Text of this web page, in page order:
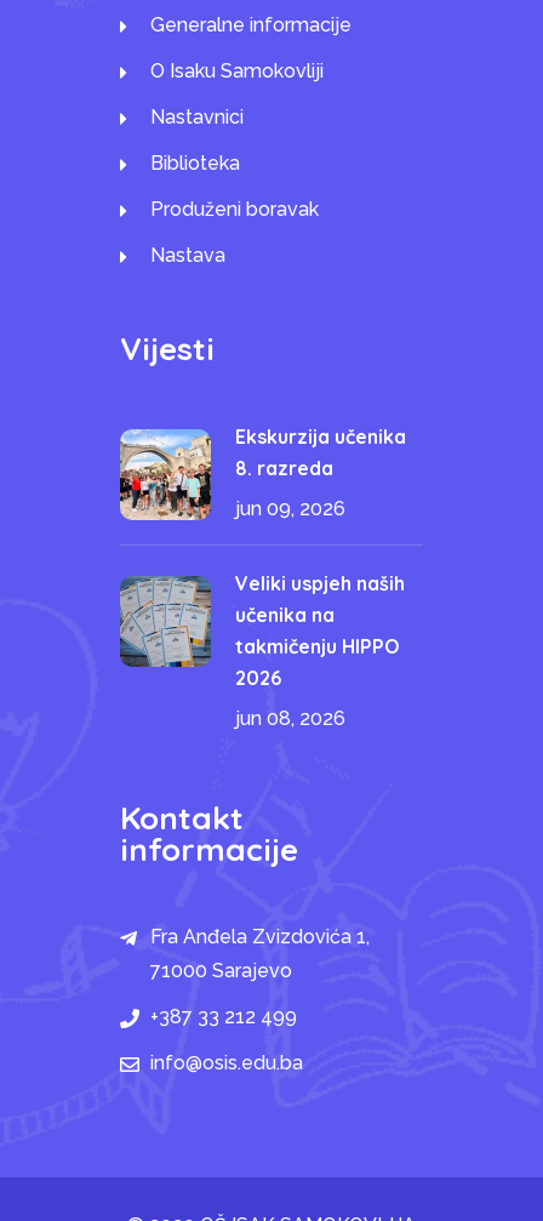
Generalne informacije
O Isaku Samokovliji
Nastavnici
Biblioteka
Produženi boravak
Nastava
Vijesti
Ekskurzija učenika
8. razreda
jun 09, 2026
Veliki uspjeh naših
učenika na
takmičenju HIPPO
2026
jun 08, 2026
Kontakt
informacije
Fra Anđela Zvizdovića 1,
71000 Sarajevo
+387 33 212 499
info@osis.edu.ba